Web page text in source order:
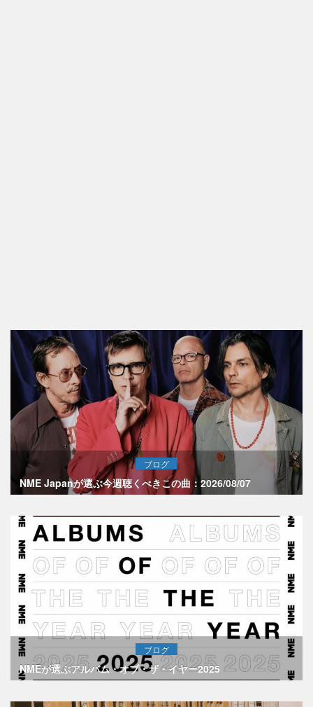
ブログ
NME Japanが選ぶ今週聴くべきこの曲：2026/08/07
ブログ
NMEが選ぶアルバム・オブ・ザ・イヤー2025